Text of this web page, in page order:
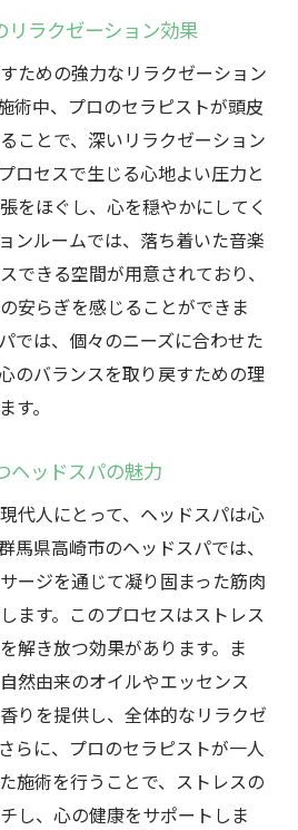
リラクゼーション効果
ための強力なリラクゼーション
術中、プロのセラピストが頭皮
ことで、深いリラクゼーション
ロセスで生じる心地よい圧力と
をほぐし、心を穏やかにしてく
ンルームでは、落ち着いた音楽
できる空間が用意されており、
安らぎを感じることができま
では、個々のニーズに合わせた
のバランスを取り戻すための理
す。
ヘッドスパの魅力
代人にとって、ヘッドスパは心
馬県高崎市のヘッドスパでは、
ージを通じて凝り固まった筋肉
ます。このプロセスはストレス
解き放つ効果があります。ま
然由来のオイルやエッセンス
りを提供し、全体的なリラクゼ
らに、プロのセラピストが一人
施術を行うことで、ストレスの
し、心の健康をサポートしま